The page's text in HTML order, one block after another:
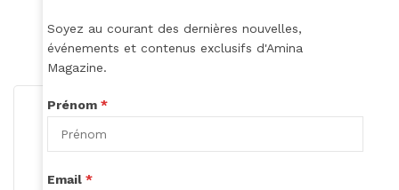
Article suivant
BBC MUSIC
Soyez au courant des dernières nouvelles,
événements et contenus exclusifs d'Amina
Magazine.
Prénom *
Email *